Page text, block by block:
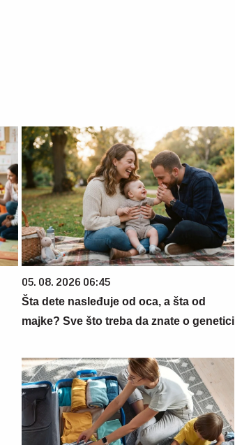
05. 08. 2026 06:45
Šta dete nasleđuje od oca, a šta od
majke? Sve što treba da znate o genetici